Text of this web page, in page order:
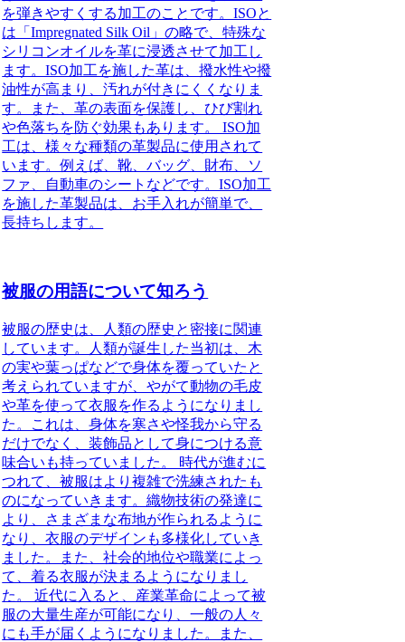
を弾きやすくする加工のことです。ISOと
は「Impregnated Silk Oil」の略で、特殊な
シリコンオイルを革に浸透させて加工し
ます。ISO加工を施した革は、撥水性や撥
油性が高まり、汚れが付きにくくなりま
す。また、革の表面を保護し、ひび割れ
や色落ちを防ぐ効果もあります。 ISO加
工は、様々な種類の革製品に使用されて
います。例えば、靴、バッグ、財布、ソ
ファ、自動車のシートなどです。ISO加工
を施した革製品は、お手入れが簡単で、
長持ちします。
被服の用語について知ろう
被服の歴史は、人類の歴史と密接に関連
しています。人類が誕生した当初は、木
の実や葉っぱなどで身体を覆っていたと
考えられていますが、やがて動物の毛皮
や革を使って衣服を作るようになりまし
た。これは、身体を寒さや怪我から守る
だけでなく、装飾品として身につける意
味合いも持っていました。 時代が進むに
つれて、被服はより複雑で洗練されたも
のになっていきます。織物技術の発達に
より、さまざまな布地が作られるように
なり、衣服のデザインも多様化していき
ました。また、社会的地位や職業によっ
て、着る衣服が決まるようになりまし
た。 近代に入ると、産業革命によって被
服の大量生産が可能になり、一般の人々
にも手が届くようになりました。また、